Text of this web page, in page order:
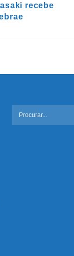
recebe